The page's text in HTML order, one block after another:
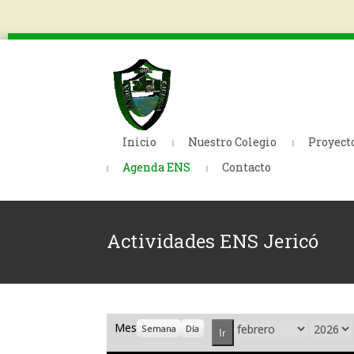
Inicio Nuestro Colegio
Agenda ENS
Contacto
Actividades ENS Jericó
Mes Semana Día Mes Año